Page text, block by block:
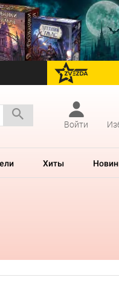
перейти на Zvezda
Войти
Хиты